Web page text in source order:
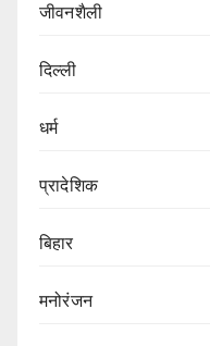
जीवनशैली
दिल्ली
धर्म
प्रादेशिक
बिहार
मनोरंजन